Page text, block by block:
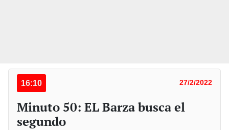
16:10 27/2/2022
Minuto 50: EL Barza busca el
segundo